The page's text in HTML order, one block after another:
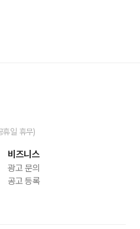
휴일 휴무)
비즈니스
광고 문의
공고 등록